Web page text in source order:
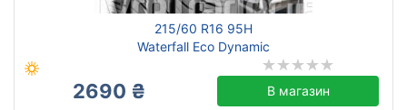
215/60 R16 95H
Waterfall Eco Dynamic
2690 ₴ В магазин